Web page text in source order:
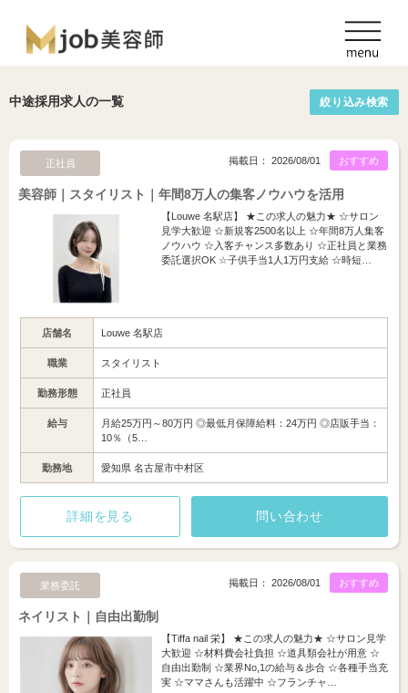
中途採用求人の一覧 絞り込み検索
正社員 おすすめ
掲載日： 2026/08/01
美容師｜スタイリスト｜年間8万人の集客ノウハウを活用
【Louwe 名駅店】 ★この求人の魅力★ ☆サロン
見学大歓迎 ☆新規客2500名以上 ☆年間8万人集客
ノウハウ ☆入客チャンス多数あり ☆正社員と業務
委託選択OK ☆子供手当1人1万円支給 ☆時短…
店舗名 Louwe 名駅店
職業 スタイリスト
勤務形態 正社員
給与
月給25万円～80万円 ◎最低月保障給料：24万円 ◎店販手当：
10％（5…
勤務地 愛知県 名古屋市中村区
詳細を見る 問い合わせ
業務委託 おすすめ
掲載日： 2026/08/01
ネイリスト｜自由出勤制
【Tiffa nail 栄】 ★この求人の魅力★ ☆サロン見学
大歓迎 ☆材料費会社負担 ☆道具類会社が用意 ☆
自由出勤制 ☆業界No,1の給与＆歩合 ☆各種手当充
実 ☆ママさんも活躍中 ☆フランチャ…